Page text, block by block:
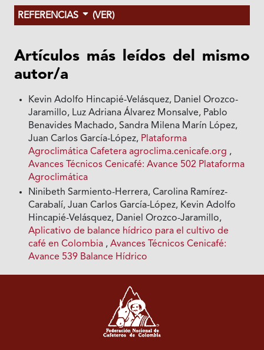
REFERENCIAS (VER)
Artículos más leídos del mismo
autor/a
Kevin Adolfo Hincapié-Velásquez, Daniel Orozco-
Jaramillo, Luz Adriana Álvarez Monsalve, Pablo
Benavides Machado, Sandra Milena Marín López,
Juan Carlos García-López, Plataforma
Agroclimática Cafetera agroclima.cenicafe.org ,
Avances Técnicos Cenicafé: Avance 502 Plataforma
Agroclimática
Ninibeth Sarmiento-Herrera, Carolina Ramírez-
Carabalí, Juan Carlos García-López, Kevin Adolfo
Hincapié-Velásquez, Daniel Orozco-Jaramillo,
Aplicativo de balance hídrico para el cultivo de
café en Colombia ,Avances Técnicos Cenicafé:
Avance 539 Balance Hídrico